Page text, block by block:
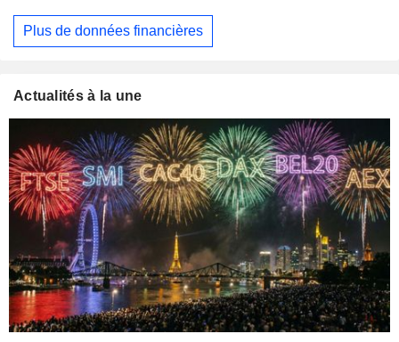
Plus de données financières
Actualités à la une